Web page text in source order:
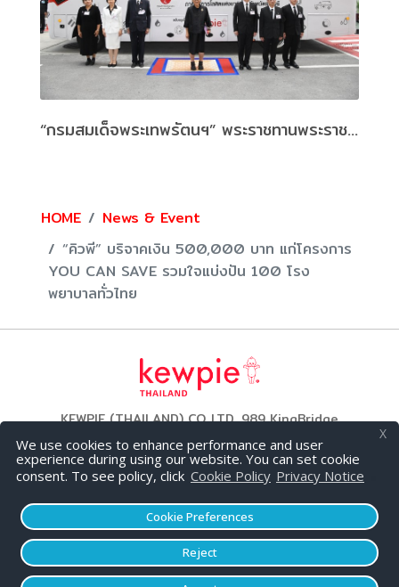
We use cookies to enhance performance and user
experience during using our website. You can set cookie
consent. To see policy, click Cookie Policy Privacy Notice
Cookie Preferences
Reject
X
“กรมสมเด็จพระเทพรัตนฯ” พระราชทานพระราชวโรกาสให้ ผู้บริหารบริษัท คิวพี (ประเทศไทย) จำกัด เข้าเฝ้าถวายรถรับบริจาคโลหิตเคลื่อนที่
HOME
News & Event
“คิวพี” บริจาคเงิน 500,000 บาท แก่โครงการ
YOU CAN SAVE รวมใจแบ่งปัน 100 โรง
พยาบาลทั่วไทย
KEWPIE (THAILAND) CO.,LTD. 989 KingBridge
Tower (26 Fl.) Rama 3 Road, Bang Phong Phang,
Yannawa, Bangkok 10120 THAILAND
Tel: +662 294 5115 Fax: +662 294 5424
© 2026 KEWPIE (THAILAND) CO.,LTD. All Rights
Reserved,Privacy PolicyandCookies policy